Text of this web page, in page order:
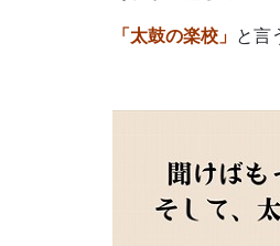
「太鼓の楽校」 と言